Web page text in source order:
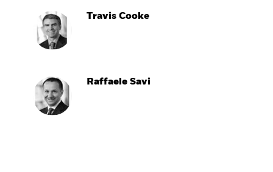
Travis Cooke
Raffaele Savi